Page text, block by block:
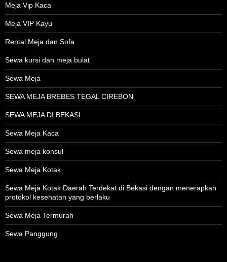
Meja Vip Kaca
Meja VIP Kayu
Rental Meja dan Sofa
Sewa kursi dan meja bulat
Sewa Meja
SEWA MEJA BREBES TEGAL CIREBON
SEWA MEJA DI BEKASI
Sewa Meja Kaca
Sewa meja konsul
Sewa Meja Kotak
Sewa Meja Kotak Daerah Terdekat di Bekasi dengan menerapkan
protokol kesehatan yang berlaku
Sewa Meja Termurah
Sewa Panggung